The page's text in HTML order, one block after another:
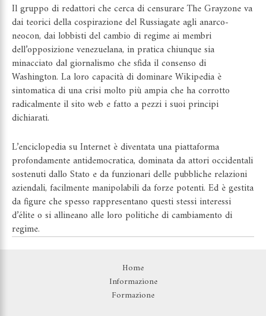
Il gruppo di redattori che cerca di censurare The Grayzone va
dai teorici della cospirazione del Russiagate agli anarco-
neocon, dai lobbisti del cambio di regime ai membri
dell’opposizione venezuelana, in pratica chiunque sia
minacciato dal giornalismo che sfida il consenso di
Washington. La loro capacità di dominare Wikipedia è
sintomatica di una crisi molto più ampia che ha corrotto
radicalmente il sito web e fatto a pezzi i suoi principi
dichiarati.
L’enciclopedia su Internet è diventata una piattaforma
profondamente antidemocratica, dominata da attori occidentali
sostenuti dallo Stato e da funzionari delle pubbliche relazioni
aziendali, facilmente manipolabili da forze potenti. Ed è gestita
da figure che spesso rappresentano questi stessi interessi
d’élite o si allineano alle loro politiche di cambiamento di
regime.
Home
Informazione
Formazione